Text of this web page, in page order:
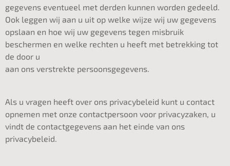
gegevens eventueel met derden kunnen worden gedeeld.
Ook leggen wij aan u uit op welke wijze wij uw gegevens
opslaan en hoe wij uw gegevens tegen misbruik
beschermen en welke rechten u heeft met betrekking tot
de door u
aan ons verstrekte persoonsgegevens.
Als u vragen heeft over ons privacybeleid kunt u contact
opnemen met onze contactpersoon voor privacyzaken, u
vindt de contactgegevens aan het einde van ons
privacybeleid.